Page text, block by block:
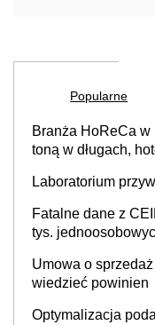
Popularne
Branża HoReCa
toną w długach,
Laboratorium
Fatalne dane z
tys.
Umowa o
wiedzieć powinien
Optymalizacja